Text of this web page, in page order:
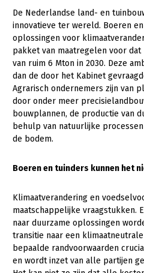
Schapenhouderij
Varkenshouderij
Vleesveehouderij
Paddenstoelen
Vollegrondsgroente
Over LTO
LTO Nederland
Mensen
Bestuur en Directie
Medewerkers
Vakgroepbestuurders
Jaarverslag 2023
Vacatures
Pers
Contact
De Nederlandse land- en
innovatieve ter wereld. Boeren
oplossingen voor
pakket van maatregelen voor
van ruim 6 Mton in 2030. Deze
dan de door het Kabinet
Agrarisch ondernemers zijn van
door onder meer
bouwplannen, de productie van
behulp van natuurlijke
de bodem.
Boeren en tuinders kunnen het
Klimaatverandering en
maatschappelijke vraagstukken.
naar duurzame oplossingen
transitie naar een
bepaalde randvoorwaarden
en wordt inzet van alle partijen